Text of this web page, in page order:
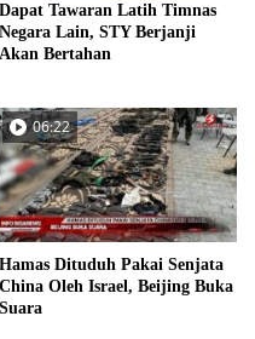
Dapat Tawaran Latih Timnas
Negara Lain, STY Berjanji
Akan Bertahan
06:22
Hamas Dituduh Pakai Senjata
China Oleh Israel, Beijing Buka
Suara